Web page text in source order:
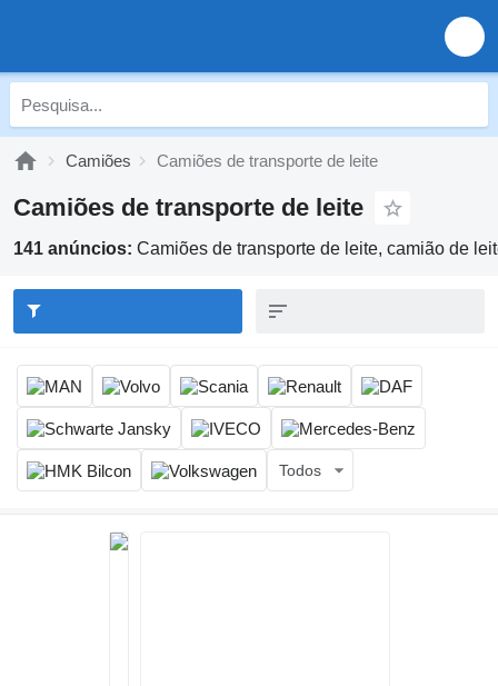
Camiões Camiões de transporte de leite
Camiões de transporte de leite
141 anúncios: Camiões de transporte de leite, camião de
Todos